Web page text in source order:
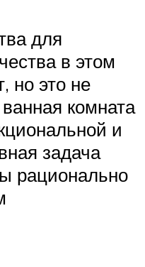
для
в этом
но это не
комната
и
задача
рационально